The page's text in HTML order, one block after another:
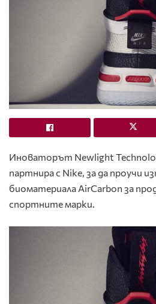
Иноваторът Newlight
партнира с Nike, за да проучи
биоматериала AirCarbon за
спортните марки.